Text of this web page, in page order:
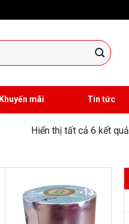
Khuyến mãi Tin tức
Hiển thị tất cả 6 kết quả
-13%